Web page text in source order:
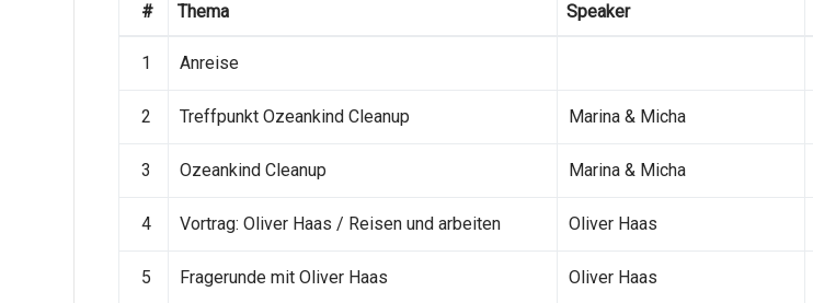
# Thema Speaker
1 Anreise
2 Treffpunkt Ozeankind Cleanup Marina & Micha
3 Ozeankind Cleanup Marina & Micha
4 Vortrag: Oliver Haas / Reisen und arbeiten Oliver Haas
5 Fragerunde mit Oliver Haas Oliver Haas